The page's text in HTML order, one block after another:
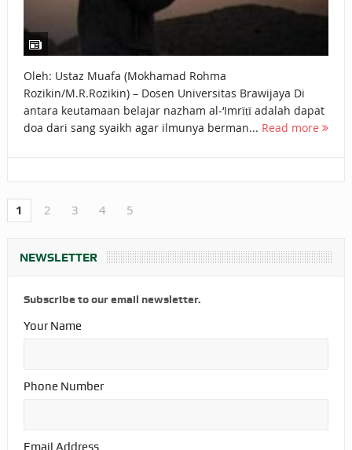
Oleh: Ustaz Muafa (Mokhamad Rohma
Rozikin/M.R.Rozikin) – Dosen Universitas Brawijaya Di
antara keutamaan belajar nazham al-‘Imrīṭī adalah dapat
doa dari sang syaikh agar ilmunya berman... Read more
1 2 3 4 5
NEWSLETTER
Subscribe to our email newsletter.
Your Name
Phone Number
Email Address